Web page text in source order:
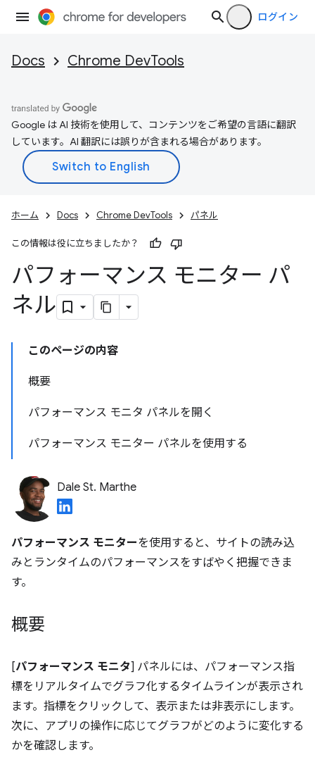
ログイン
Docs Chrome DevTools
Google は AI 技術を使用して、コンテンツをご希望の言語に翻訳
しています。AI 翻訳には誤りが含まれる場合があります。
ホーム Docs Chrome DevTools パネル
この情報は役に立ちましたか？
パフォーマンス モニター パ
ネル
このページの内容
概要
パフォーマンス モニタ パネルを開く
パフォーマンス モニター パネルを使用する
Dale St. Marthe
パフォーマンス モニターを使用すると、サイトの読み込
みとランタイムのパフォーマンスをすばやく把握できま
す。
概要
[パフォーマンス モニタ] パネルには、パフォーマンス指
標をリアルタイムでグラフ化するタイムラインが表示され
ます。指標をクリックして、表示または非表示にします。
次に、アプリの操作に応じてグラフがどのように変化する
かを確認します。